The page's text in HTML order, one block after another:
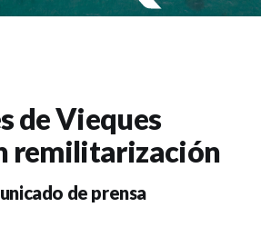
de Vieques
remilitarización
de prensa